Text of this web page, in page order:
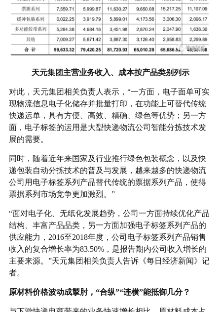
天元集团主营业务收入、成本按产品类别列示
对此，天元集团相关负责人表示，“一方面，电子面单可实
现物流信息电子化储存并批量打印，在功能上可替代传统
快递运单，具有方便、高效、精确、绿色等优势；另一方
面，电子标签的运用是大型快递物流公司智能分拣技术发
展的需要。
同时，随着近年来国家及行业推行绿色包装概念，以及快
递包装自动分拣技术的普及与发展，越来越多的快递物流
公司用电子标签系列产品替代传统的票据系列产品，使得
票据系列市场竞争更加激烈。”
“面对电子化、无纸化发展趋势，公司一方面持续优化产品
结构、丰富产品品类，另一方面加强电子标签系列产品的
供应能力，2016至2018年度，公司电子标签系列产品销售
收入的复合增长率为83.50%，是报告期内公司收入增长的
主要来源。”天元集团相关负责人告诉《每日经济新闻》记
者。
原材料价格波动成掣肘，“合纵”“连横”能抵御几分？